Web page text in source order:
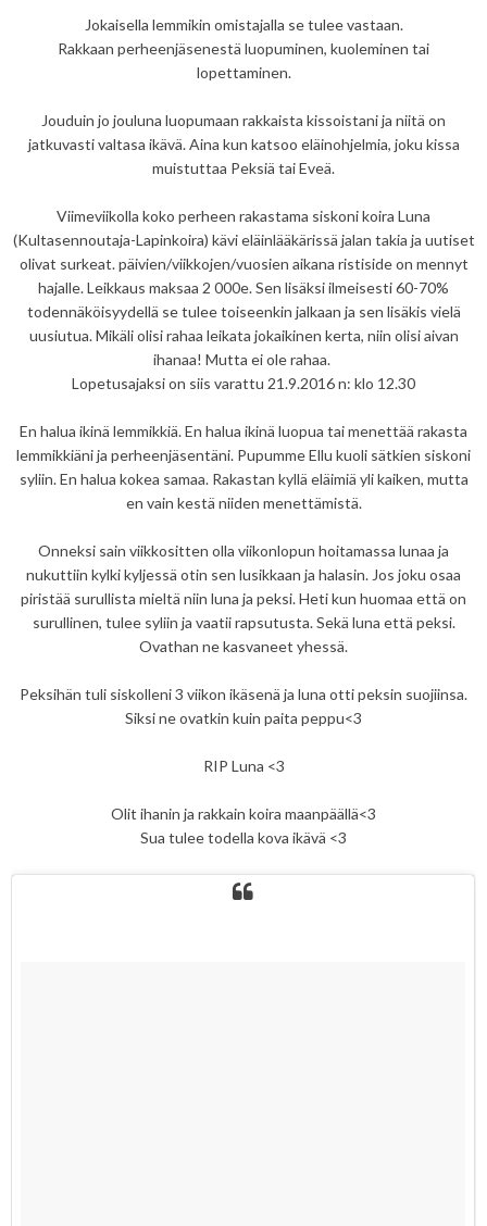
Jokaisella lemmikin omistajalla se tulee vastaan.
Rakkaan perheenjäsenestä luopuminen, kuoleminen tai
lopettaminen.
Jouduin jo jouluna luopumaan rakkaista kissoistani ja niitä on
jatkuvasti valtasa ikävä. Aina kun katsoo eläinohjelmia, joku kissa
muistuttaa Peksiä tai Eveä.
Viimeviikolla koko perheen rakastama siskoni koira Luna
(Kultasennoutaja-Lapinkoira) kävi eläinlääkärissä jalan takia ja uutiset
olivat surkeat. päivien/viikkojen/vuosien aikana ristiside on mennyt
hajalle. Leikkaus maksaa 2 000e. Sen lisäksi ilmeisesti 60-70%
todennäköisyydellä se tulee toiseenkin jalkaan ja sen lisäkis vielä
uusiutua. Mikäli olisi rahaa leikata jokaikinen kerta, niin olisi aivan
ihanaa! Mutta ei ole rahaa.
Lopetusajaksi on siis varattu 21.9.2016 n: klo 12.30
En halua ikinä lemmikkiä. En halua ikinä luopua tai menettää rakasta
lemmikkiäni ja perheenjäsentäni. Pupumme Ellu kuoli sätkien siskoni
syliin. En halua kokea samaa. Rakastan kyllä eläimiä yli kaiken, mutta
en vain kestä niiden menettämistä.
Onneksi sain viikkositten olla viikonlopun hoitamassa lunaa ja
nukuttiin kylki kyljessä otin sen lusikkaan ja halasin. Jos joku osaa
piristää surullista mieltä niin luna ja peksi. Heti kun huomaa että on
surullinen, tulee syliin ja vaatii rapsutusta. Sekä luna että peksi.
Ovathan ne kasvaneet yhessä.
Peksihän tuli siskolleni 3 viikon ikäsenä ja luna otti peksin suojiinsa.
Siksi ne ovatkin kuin paita peppu<3
RIP Luna <3
Olit ihanin ja rakkain koira maanpäällä<3
Sua tulee todella kova ikävä <3